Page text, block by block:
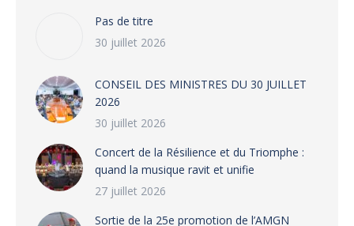
Pas de titre
30 juillet 2026
CONSEIL DES MINISTRES DU 30 JUILLET
2026
30 juillet 2026
‎​Concert de la Résilience et du Triomphe :
quand la musique ravit et unifie
27 juillet 2026
‎Sortie de la 25e promotion de l’AMGN